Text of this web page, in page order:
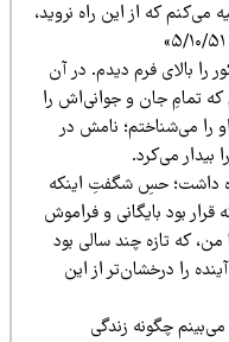
که از این راه نروید،
فرم دیدم. در آن
جان و جوانی‌اش را
نامش در
می‌کرد.
حسِ شگفتِ اینکه
بایگانی و فراموش
تازه چند سالی بود
درخشان‌تر از این
چگونه زندگی